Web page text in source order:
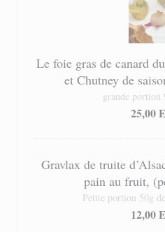
Le foie gras de canard
et Chutney de
grande portion
25,00
Gravlax de truite
pain au fruit,
Petite portion 50g
12,00